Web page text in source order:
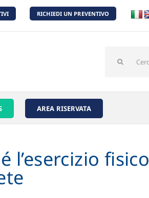
RICHIEDI UN PREVENTIVO
per:
AREA RISERVATA
l’esercizio fisico